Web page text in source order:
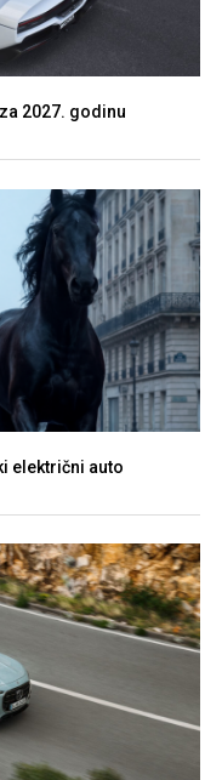
2027. godinu
električni auto